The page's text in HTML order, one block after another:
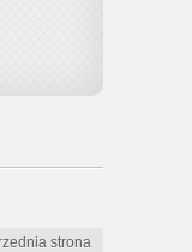
strona